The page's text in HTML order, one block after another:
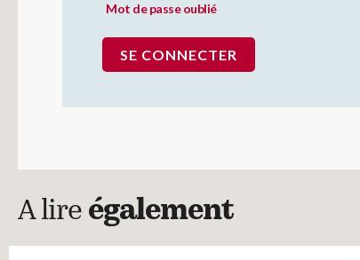
Mot de passe oublié
A lire également